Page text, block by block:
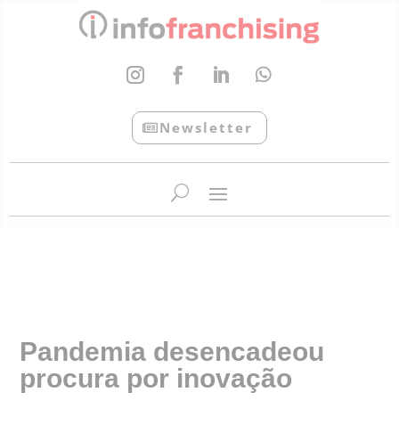
Newsletter
Pandemia desencadeou
procura por inovação